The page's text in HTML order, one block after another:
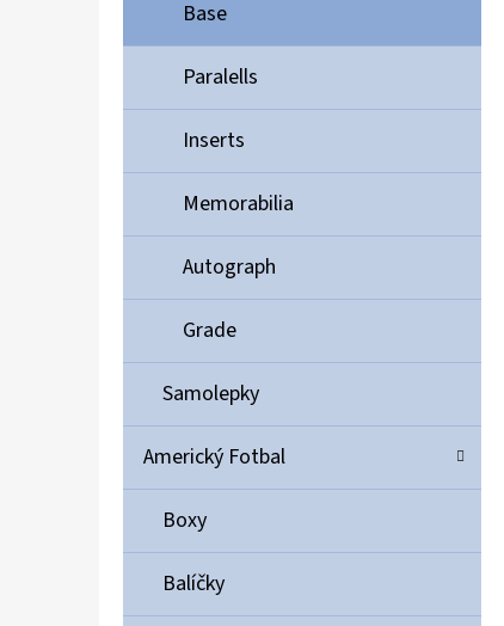
Base
Paralells
Inserts
Memorabilia
Autograph
Grade
Samolepky
Americký Fotbal
Boxy
Balíčky
ULTIMATE GUARD MAGNETIC CARD CASE 35PT